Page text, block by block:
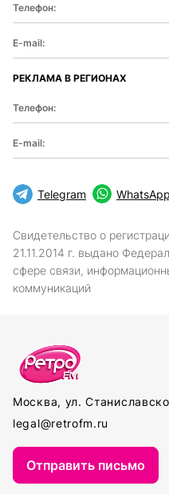
Телефон:
E-mail:
РЕКЛАМА В РЕГИОНАХ
Телефон:
E-mail:
Telegram WhatsApp
Свидетельство о
21.11.2014 г. выдано
сфере связи,
коммуникаций
Москва, ул.
legal@retrofm.ru
Отправить письмо